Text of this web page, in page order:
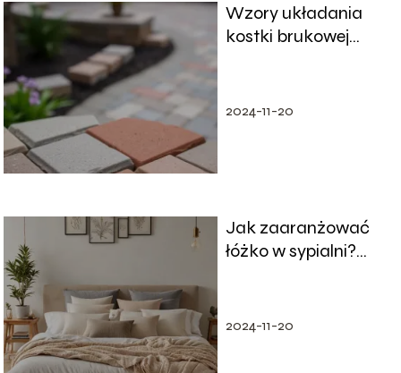
Wzory układania
kostki brukowej
2024-11-20
Jak zaaranżować
łóżko w sypialni?
wygody i elegancji
2024-11-20